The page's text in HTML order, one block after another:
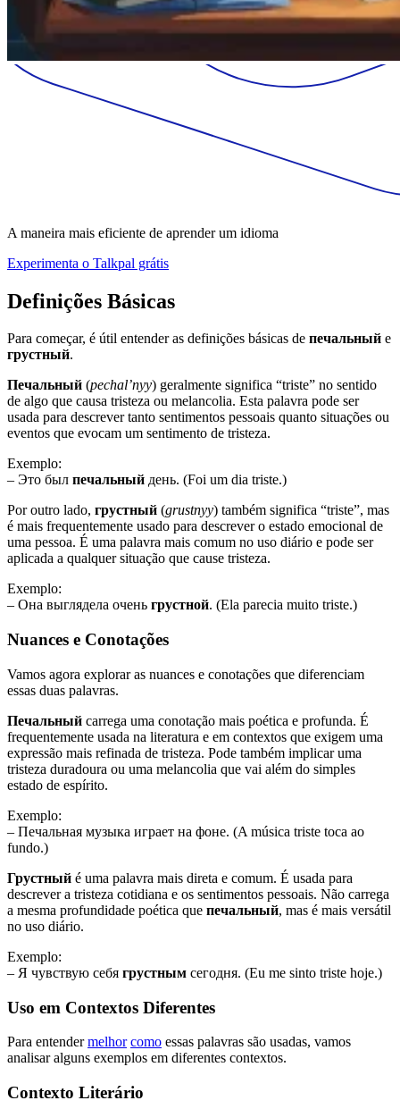
A maneira mais eficiente de aprender um idioma
Experimenta o Talkpal grátis
Definições Básicas
Para começar, é útil entender as definições básicas de печальный e
грустный.
Печальный (pechal’nyy) geralmente significa “triste” no sentido
de algo que causa tristeza ou melancolia. Esta palavra pode ser
usada para descrever tanto sentimentos pessoais quanto situações ou
eventos que evocam um sentimento de tristeza.
Exemplo:
– Это был печальный день. (Foi um dia triste.)
Por outro lado, грустный (grustnyy) também significa “triste”, mas
é mais frequentemente usado para descrever o estado emocional de
uma pessoa. É uma palavra mais comum no uso diário e pode ser
aplicada a qualquer situação que cause tristeza.
Exemplo:
– Она выглядела очень грустной. (Ela parecia muito triste.)
Nuances e Conotações
Vamos agora explorar as nuances e conotações que diferenciam
essas duas palavras.
Печальный carrega uma conotação mais poética e profunda. É
frequentemente usada na literatura e em contextos que exigem uma
expressão mais refinada de tristeza. Pode também implicar uma
tristeza duradoura ou uma melancolia que vai além do simples
estado de espírito.
Exemplo:
– Печальная музыка играет на фоне. (A música triste toca ao
fundo.)
Грустный é uma palavra mais direta e comum. É usada para
descrever a tristeza cotidiana e os sentimentos pessoais. Não carrega
a mesma profundidade poética que печальный, mas é mais versátil
no uso diário.
Exemplo:
– Я чувствую себя грустным сегодня. (Eu me sinto triste hoje.)
Uso em Contextos Diferentes
Para entendermelhor como essas palavras são usadas, vamos
analisar alguns exemplos em diferentes contextos.
Contexto Literário